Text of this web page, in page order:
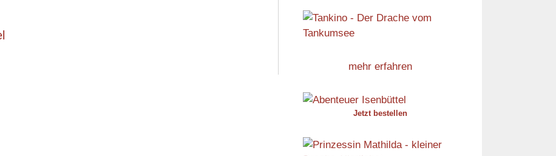
mehr erfahren
Jetzt bestellen